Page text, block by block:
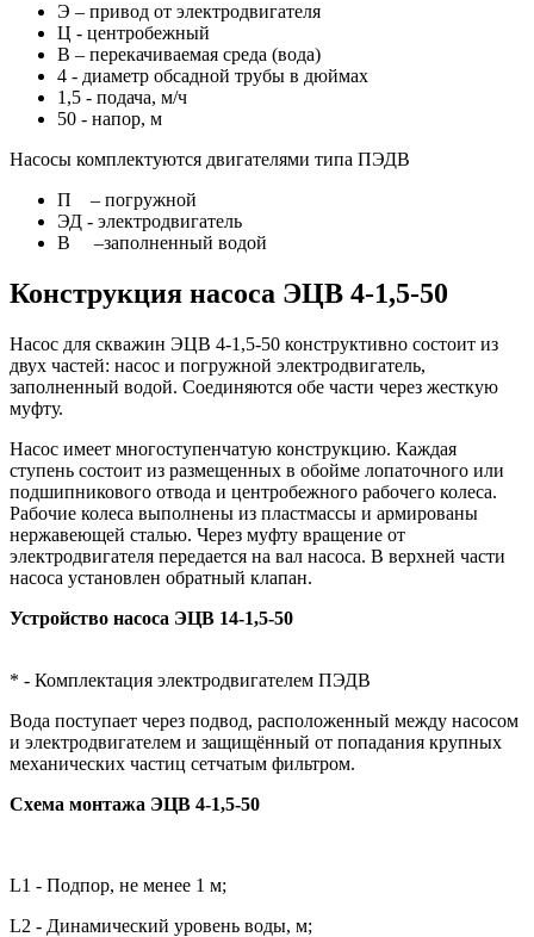
Э – привод от электродвигателя
Ц - центробежный
В – перекачиваемая среда (вода)
4 - диаметр обсадной трубы в дюймах
1,5 - подача, м/ч
50 - напор, м
Насосы комплектуются двигателями типа ПЭДВ
П – погружной
ЭД - электродвигатель
В –заполненный водой
Конструкция насоса ЭЦВ 4-1,5-50
Насос для скважин ЭЦВ 4-1,5-50 конструктивно состоит из
двух частей: насос и погружной электродвигатель,
заполненный водой. Соединяются обе части через жесткую
муфту.
Насос имеет многоступенчатую конструкцию. Каждая
ступень состоит из размещенных в обойме лопаточного или
подшипникового отвода и центробежного рабочего колеса.
Рабочие колеса выполнены из пластмассы и армированы
нержавеющей сталью. Через муфту вращение от
электродвигателя передается на вал насоса. В верхней части
насоса установлен обратный клапан.
Устройство насоса ЭЦВ 14-1,5-50
* - Комплектация электродвигателем ПЭДВ
Вода поступает через подвод, расположенный между насосом
и электродвигателем и защищённый от попадания крупных
механических частиц сетчатым фильтром.
Схема монтажа ЭЦВ 4-1,5-50
L1 - Подпор, не менее 1 м;
L2 - Динамический уровень воды, м;